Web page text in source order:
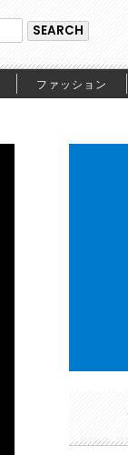
ファッション